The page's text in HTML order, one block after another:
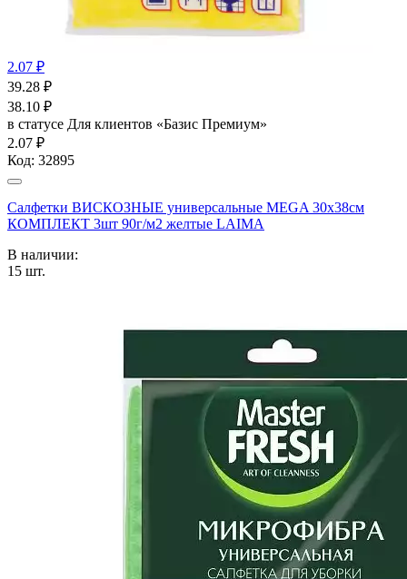
2.07 ₽
39.28 ₽
38.10 ₽
в статусе Для клиентов «Базис Премиум»
2.07 ₽
Код: 32895
Салфетки ВИСКОЗНЫЕ универсальные MEGA 30х38см
КОМПЛЕКТ 3шт 90г/м2 желтые LAIMA
В наличии:
15 шт.